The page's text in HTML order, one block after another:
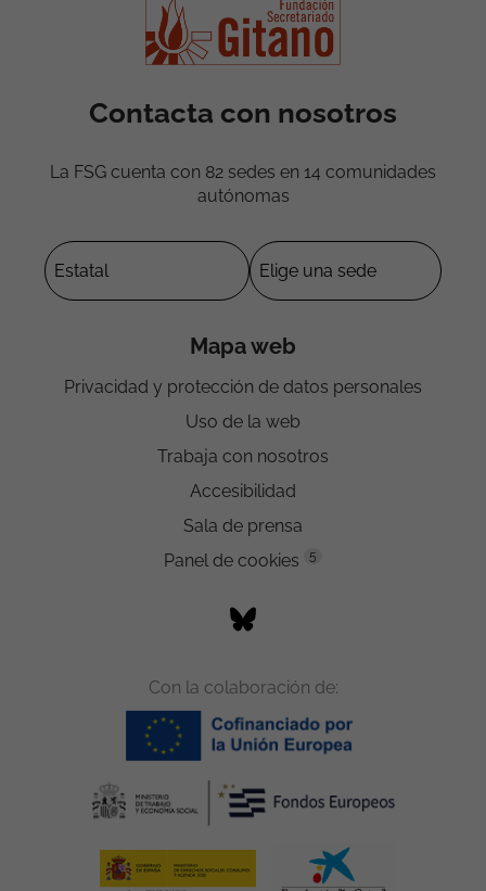
Contacta con nosotros
La FSG cuenta con 82 sedes en 14 comunidades
autónomas
Mapa web
Privacidad y protección de datos personales
Uso de la web
Trabaja con nosotros
Accesibilidad
Sala de prensa
Panel de cookies
5
Con la colaboración de: